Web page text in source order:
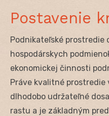
Postavenie
Podnikateľské prostredie
hospodárskych
ekonomickej činnosti
Práve kvalitné
dlhodobo udržateľné
rastu a je základným